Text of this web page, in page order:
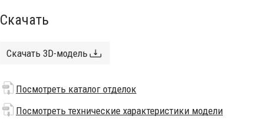
Скачать
Скачать 3D-модель
Посмотреть каталог отделок
Посмотреть технические характеристики модели